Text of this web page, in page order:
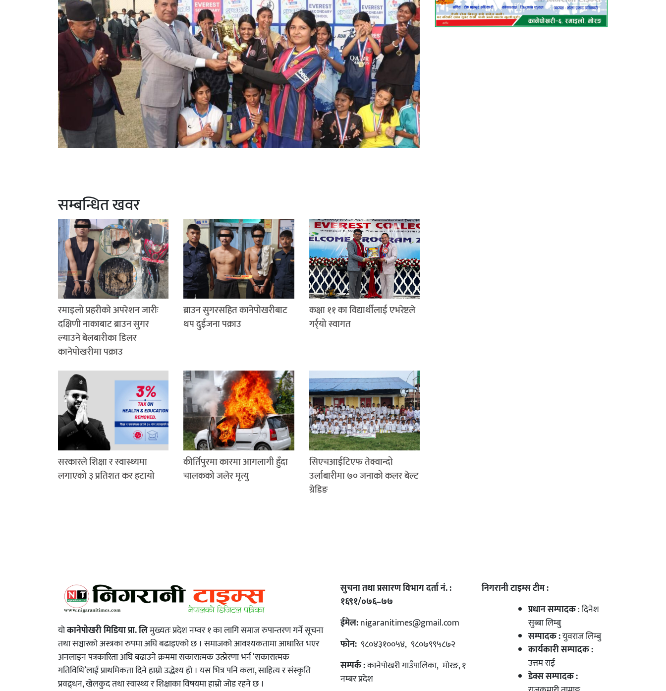
सम्बन्धित खवर
रमाइलो प्रहरीको अपरेशन जारीः
दक्षिणी नाकाबाट ब्राउन सुगर
ल्याउने बेलबारीका डिलर
कानेपोखरीमा पक्राउ
ब्राउन सुगरसहित कानेपोखरीबाट
थप दुईजना पक्राउ
कक्षा ११ का विद्यार्थीलाई एभरेष्टले
गर्र्यो स्वागत
सरकारले शिक्षा र स्वास्थ्यमा
लगाएको ३ प्रतिशत कर हटायो
कीर्तिपुरमा कारमा आगलागी हुँदा
चालकको जलेर मृत्यु
सिएचआईटिएफ तेक्वान्दो
उर्लाबारीमा ७० जनाको कलर बेल्ट
ग्रेडिङ
योकानेपोखरी मिडिया प्रा. लिमुख्यतः प्रदेश नम्वर १ का लागि समाज रुपान्तरण गर्ने सूचना
तथा सञ्चारको अस्त्रका रुपमा अघि बढाइएको छ । समाजको आवश्यकतामा आधारित भएर
अनलाइन पत्रकारिता अघि बढाउने क्रममा सकारात्मक उत्प्रेरणा भर्न ‘सकारात्मक
गतिविधि’लाई प्राथमिकता दिने हाम्रो उद्धेश्य हो । यस भित्र पनि कला, साहित्य र संस्कृति
प्रवद्र्धन, खेलकुद तथा स्वास्थ्य र शिक्षाका विषयमा हाम्रो जोड रहने छ ।
सुचना तथा प्रसारण विभाग दर्ता नं. :
१६९१/०७६–७७
ईमेल:nigaranitimes@gmail.com
फोन: ९८०४३१००५४, ९८०७९९५८७२
सम्पर्क :कानेपोखरी गाउँपालिका, मोरङ, १
नम्बर प्रदेश
निगरानी टाइम्स टीम :
प्रधान सम्पादक: दिनेश
सुब्बा लिम्बु
सम्पादक :युवराज लिम्बु
कार्यकारी सम्पादक :
उत्तम राई
डेक्स सम्पादक :